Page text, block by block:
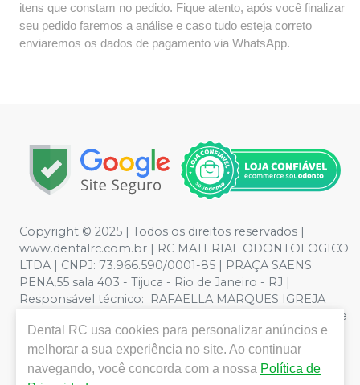
itens que constam no pedido. Fique atento, após você finalizar
seu pedido faremos a análise e caso tudo esteja correto
enviaremos os dados de pagamento via WhatsApp.
Copyright © 2025 | Todos os direitos reservados |
www.dentalrc.com.br | RC MATERIAL ODONTOLOGICO
LTDA | CNPJ: 73.966.590/0001-85 | PRAÇA SAENS
PENA,55 sala 403 - Tijuca - Rio de Janeiro - RJ |
Responsável técnico: RAFAELLA MARQUES IGREJA
DOS SANTOS CRO/RJ nº 55115 | Política de Privacidade e
Segurança - Fotos meramente ilustrativas - Os preços e
condições da loja virtual estão sujeitos a alterações. Em
caso de divergência de preços no site, o valor válido é o
Dental RC usa cookies para personalizar anúncios e
melhorar a sua experiência no site. Ao continuar
navegando, você concorda com a nossa Política de